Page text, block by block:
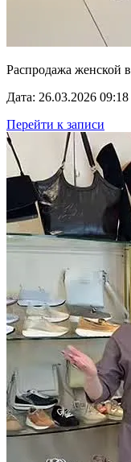
Распродажа женской
Дата: 26.03.2026 09:18
Перейти к записи